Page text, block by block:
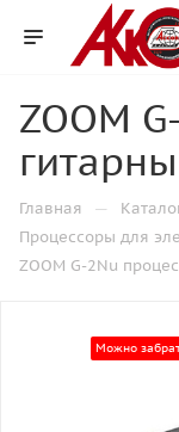
ZOOM
Главная —
Процессоры для
ZOOM G-2Nu
Можно